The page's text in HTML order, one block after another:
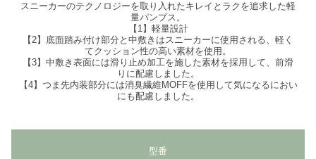
スニーカーのテクノロジーを取り入れたキレイとラクを追求した軽
量パンプス。
【1】軽量設計
【2】底面踏み付け部分と中敷きはスニーカーに使用される、軽く
てクッション性の高い素材を使用。
【3】中敷き表面には滑り止め加工を施した素材を採用して、前滑
りに配慮しました。
【4】つま先内装部分には消臭繊維MOFFを使用して気になるにおい
にも配慮しました。
型番